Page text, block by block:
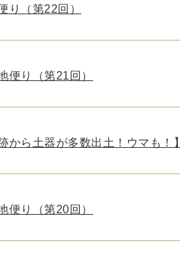
（第22回）
り（第21回）
ら土器が多数出土！ウマも！】
り（第20回）